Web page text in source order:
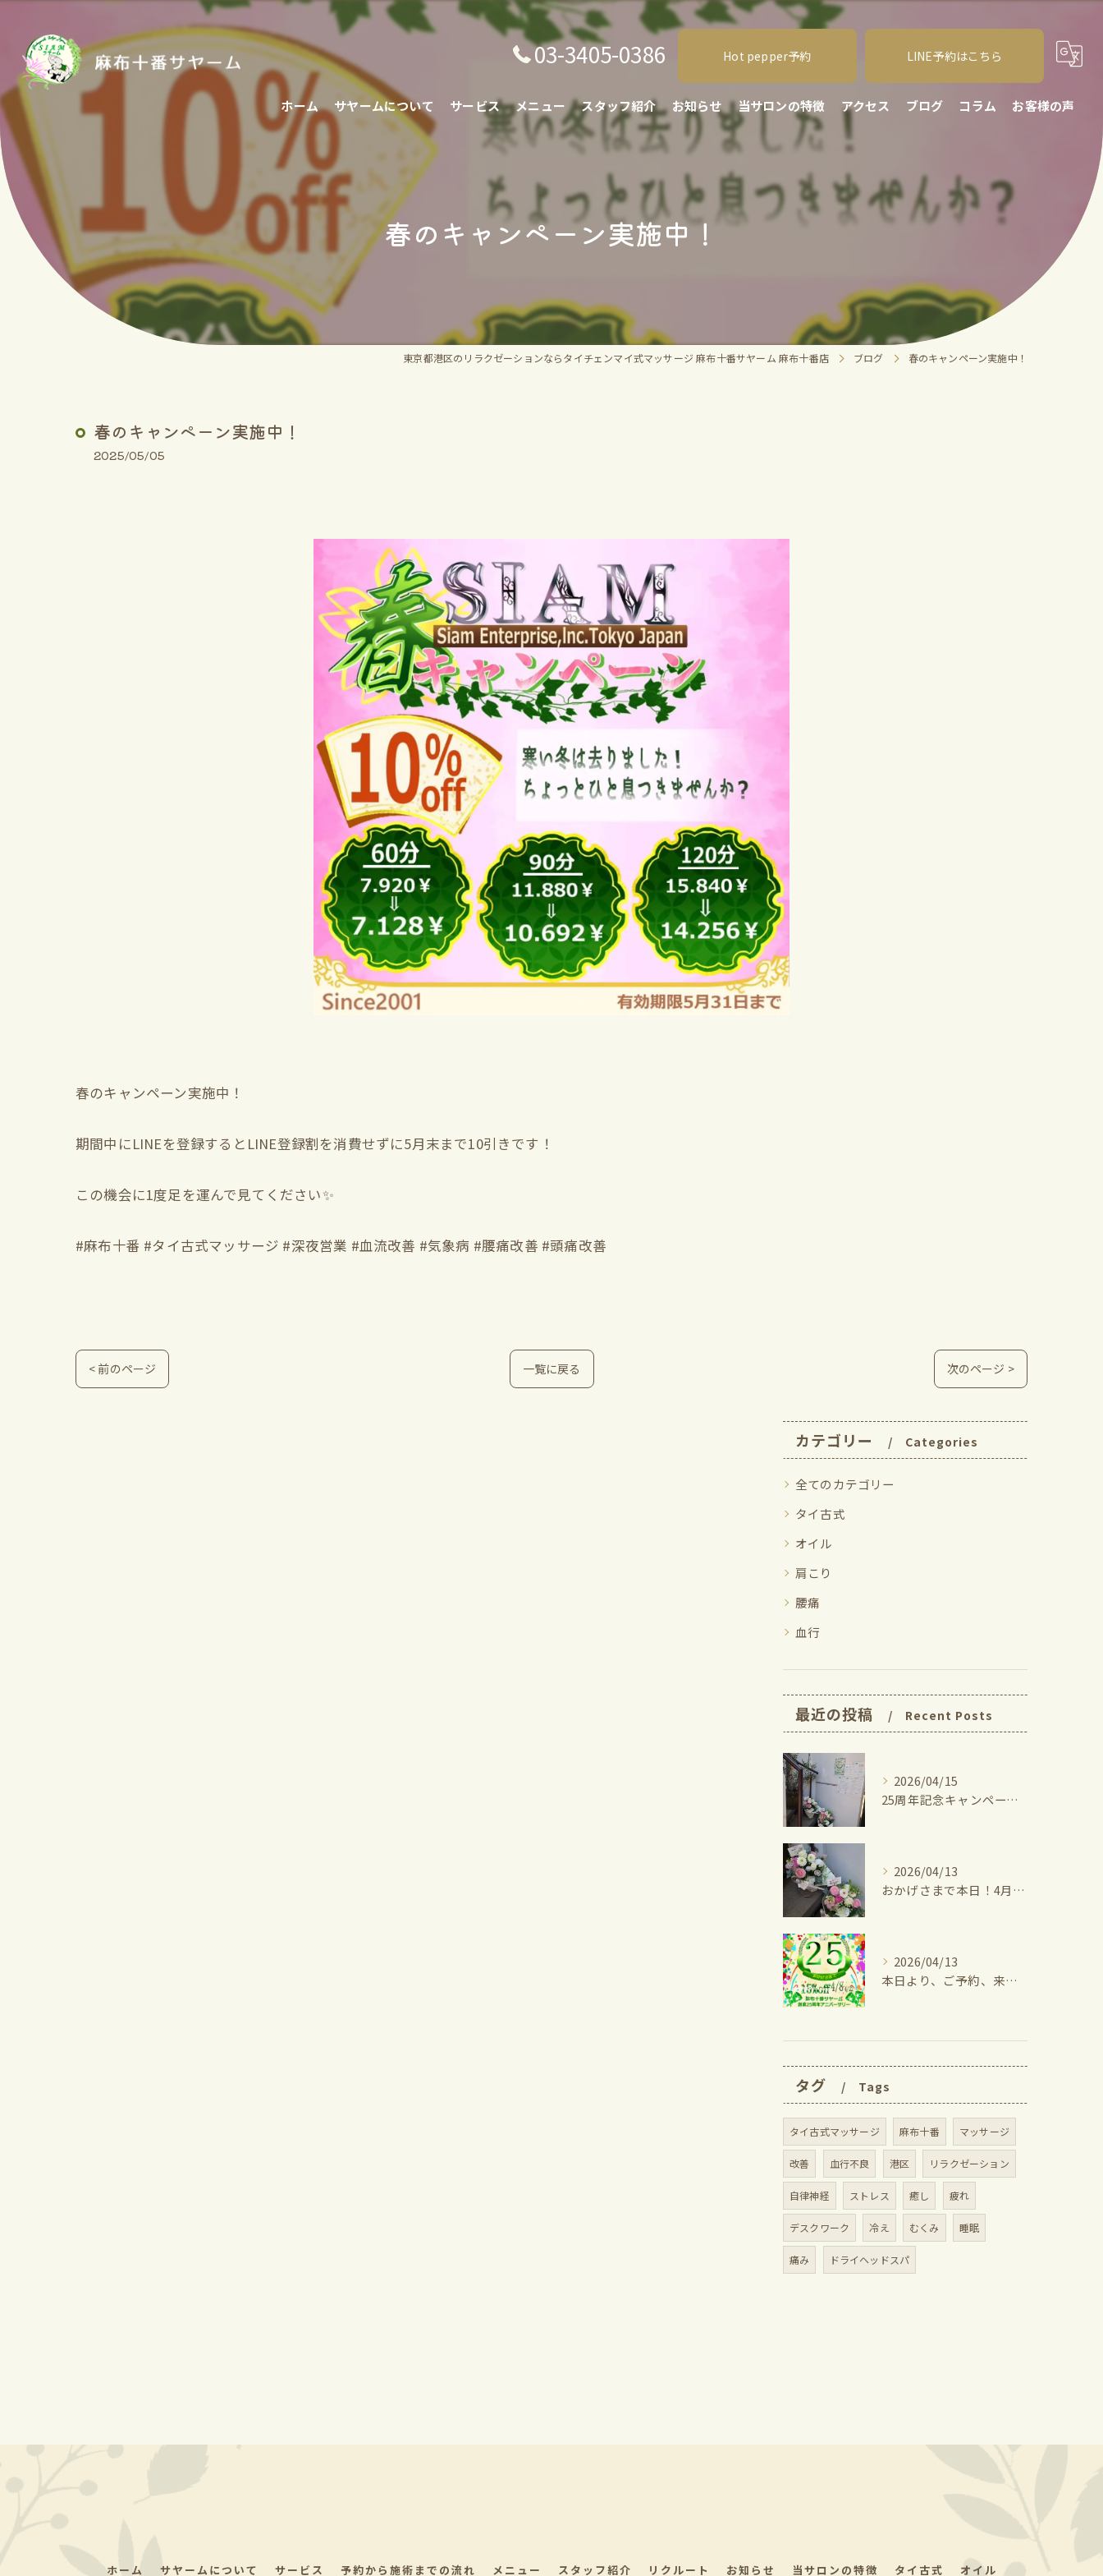
03-3405-0386 Hot pepper予約 LINE予約はこちら
ホーム サヤームについて サービス メニュー スタッフ紹介 お知らせ 当サロンの特徴
オイル
アクセス ブログ コラム お客様の声
春のキャンペーン実施中！
東京都港区のリラクゼーションならタイチェンマイ式マッサージ 麻布十番サヤーム 麻布十番店 ブログ 春のキャンペーン実施中！
春のキャンペーン実施中！
2025/05/05
春のキャンペーン実施中！
期間中にLINEを登録するとLINE登録割を消費せずに5月末まで10引きです！
この機会に1度足を運んで見てください✨
#麻布十番 #タイ古式マッサージ #深夜営業 #血流改善 #気象病 #腰痛改善 #頭痛改善
< 前のページ 一覧に戻る 次のページ >
カテゴリー Categories
全てのカテゴリー
タイ古式
オイル
肩こり
腰痛
血行
最近の投稿 Recent Posts
2026/04/15
25周年記念キャンペーン期間も半分を切りました！⁡
2026/04/13
おかげさまで本日！4月10日に満25周年となりました！⁡
2026/04/13
本日より、ご予約、来店のお客様すべての方に25周年記念として...
タグ Tags
タイ古式マッサージ 麻布十番 マッサージ
改善 血行不良 港区 リラクゼーション
自律神経 ストレス 癒し 疲れ
デスクワーク 冷え むくみ 睡眠
痛み ドライヘッドスパ
ホーム サヤームについて サービス 予約から施術までの流れ メニュー スタッフ紹介 リクルート お知らせ 当サロンの特徴 タイ古式 オイル